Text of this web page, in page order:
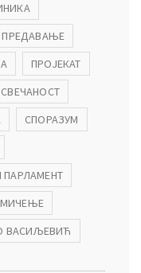
ПРЕДАВАЊЕ
ПРОЈЕКАТ
СВЕЧАНОСТ
СПОРАЗУМ
ПАРЛАМЕНТ
ВАСИЉЕВИЋ